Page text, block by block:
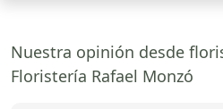
Nuestra opinión desde
Floristería Rafael Monzó